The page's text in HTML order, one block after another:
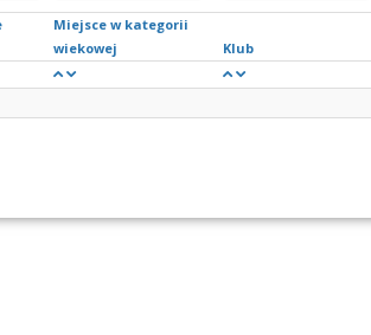
Miejsce w kategorii
wiekowej
Klub